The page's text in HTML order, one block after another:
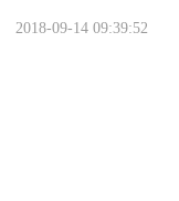
2018-09-14 09:39:52